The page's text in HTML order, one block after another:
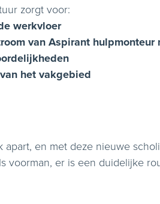
zorgt voor:
werkvloer
van Aspirant hulpmonteur
het vakgebied
apart, en met deze nieuwe
voorman, er is een duidelijke